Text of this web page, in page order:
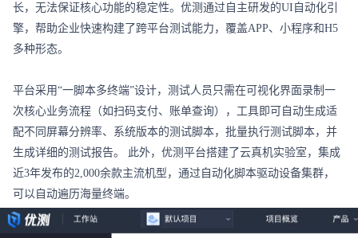
长，无法保证核心功能的稳定性。优测通过自主研发的UI自动化引
擎，帮助企业快速构建了跨平台测试能力，覆盖APP、小程序和H5
多种形态。
平台采用“一脚本多终端”设计，测试人员只需在可视化界面录制一
次核心业务流程（如扫码支付、账单查询），工具即可自动生成适
配不同屏幕分辨率、系统版本的测试脚本，批量执行测试脚本，并
生成详细的测试报告。 此外，优测平台搭建了云真机实验室，集成
近3年发布的2,000余款主流机型，通过自动化脚本驱动设备集群，
可以自动遍历海量终端。